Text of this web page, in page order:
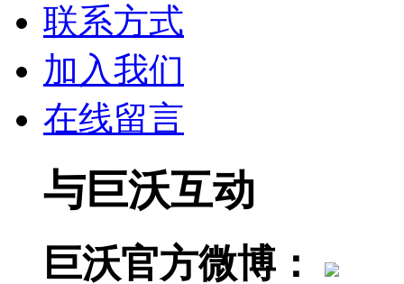
联系方式
加入我们
在线留言
与巨沃互动
巨沃官方微博：